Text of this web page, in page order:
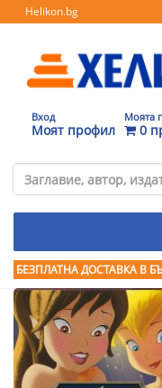
Helikon.bg
Вход
Моят профил
Моята
0
БЕЗПЛАТНА ДОСТАВКА В